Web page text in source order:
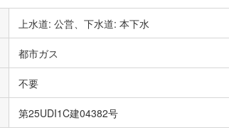
上水道: 公営、下水道: 本下水
都市ガス
不要
第25UDI1C建04382号